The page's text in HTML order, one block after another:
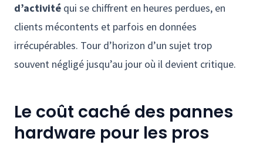
d’activité qui se chiffrent en heures perdues, en
clients mécontents et parfois en données
irrécupérables. Tour d’horizon d’un sujet trop
souvent négligé jusqu’au jour où il devient critique.
Le coût caché des pannes
hardware pour les pros